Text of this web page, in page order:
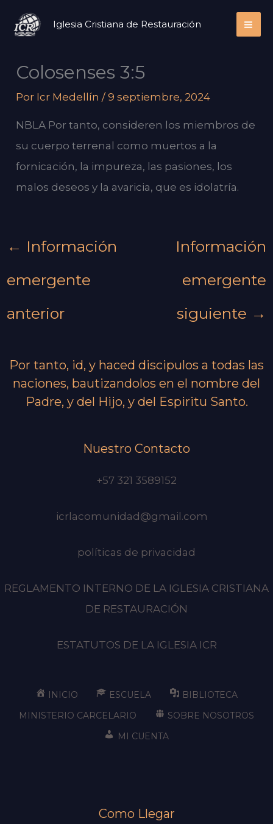
Iglesia Cristiana de Restauración
Colosenses 3:5
Por Icr Medellín/9 septiembre, 2024
NBLA Por tanto, consideren los miembros de
su cuerpo terrenal como muertos a la
fornicación, la impureza, las pasiones, los
malos deseos y la avaricia, que es idolatría.
← Información
emergente
anterior
Información
emergente
siguiente →
Por tanto, id, y haced discipulos a todas las
naciones, bautizandolos en el nombre del
Padre, y del Hijo, y del Espiritu Santo.
Nuestro Contacto
+57 321 3589152
icrlacomunidad@gmail.com
políticas de privacidad
REGLAMENTO INTERNO DE LA IGLESIA CRISTIANA
DE RESTAURACIÓN
ESTATUTOS DE LA IGLESIA ICR
INICIO ESCUELA
BIBLIOTECA
MINISTERIO CARCELARIO
SOBRE NOSOTROS
MI CUENTA
Como Llegar